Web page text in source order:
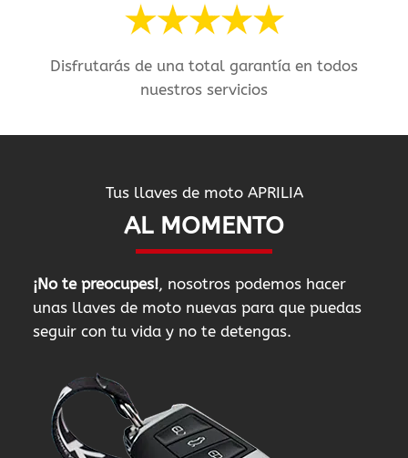
Disfrutarás de una total garantía en todos
nuestros servicios
Tus llaves de moto APRILIA
AL MOMENTO
¡No te preocupes!, nosotros podemos hacer
unas llaves de moto nuevas para que puedas
seguir con tu vida y no te detengas.